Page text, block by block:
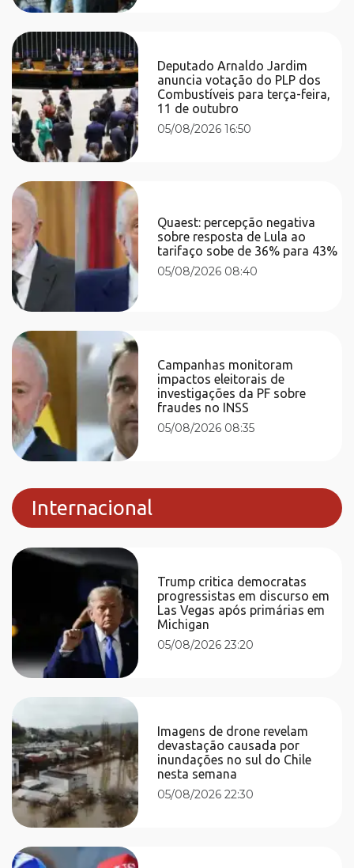
Deputado Arnaldo Jardim
anuncia votação do PLP dos
Combustíveis para terça-feira,
11 de outubro
05/08/2026 16:50
Quaest: percepção negativa
sobre resposta de Lula ao
tarifaço sobe de 36% para 43%
05/08/2026 08:40
Campanhas monitoram
impactos eleitorais de
investigações da PF sobre
fraudes no INSS
05/08/2026 08:35
Internacional
Trump critica democratas
progressistas em discurso em
Las Vegas após primárias em
Michigan
05/08/2026 23:20
Imagens de drone revelam
devastação causada por
inundações no sul do Chile
nesta semana
05/08/2026 22:30